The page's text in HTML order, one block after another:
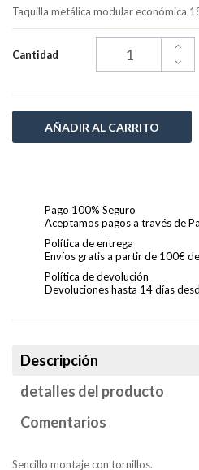
Taquilla metálica modular económica
Cantidad
AÑADIR AL CARRITO
Pago 100% Seguro
Aceptamos pagos a través de
Política de entrega
Envíos gratis a partir de 100€
Política de devolución
Devoluciones hasta 14 días
Descripción
detalles del producto
Comentarios
Sencillo montaje con tornillos.